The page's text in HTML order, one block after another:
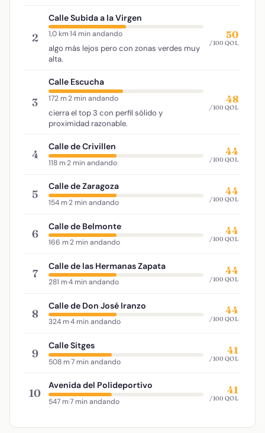
2
Calle Subida a la Virgen
1,0 km·14 min andando
algo más lejos pero con zonas verdes muy
alta.
50
/100 QOL
3
Calle Escucha
172 m·2 min andando
cierra el top 3 con perfil sólido y
proximidad razonable.
48
/100 QOL
4
Calle de Crivillen
118 m·2 min andando
44
/100 QOL
5
Calle de Zaragoza
154 m·2 min andando
44
/100 QOL
6
Calle de Belmonte
166 m·2 min andando
44
/100 QOL
7
Calle de las Hermanas Zapata
281 m·4 min andando
44
/100 QOL
8
Calle de Don José Iranzo
324 m·4 min andando
44
/100 QOL
9
Calle Sitges
508 m·7 min andando
41
/100 QOL
10
Avenida del Polideportivo
547 m·7 min andando
41
/100 QOL